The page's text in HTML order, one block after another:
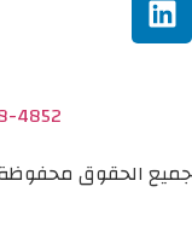
4852
جميع الحقوق محفوظة ©